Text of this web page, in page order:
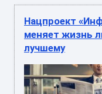
Нацпроект
меняет жизнь
лучшему